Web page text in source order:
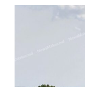
Боложан,
визит
«постоянной